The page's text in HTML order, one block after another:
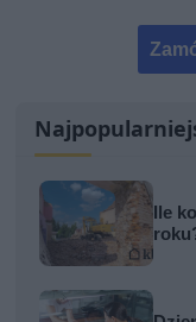
Ile